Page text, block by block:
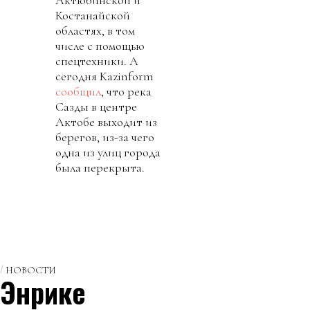
Костанайской
областях, в том
числе с помощью
спецтехники. А
сегодня Kazinform
сообщил, что река
Сазды в центре
Актобе выходит из
берегов, из-за чего
одна из улиц города
была перекрыта.
НОВОСТИ
Энрике